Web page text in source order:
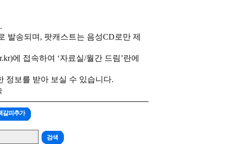
.
발송되며 , 팟캐스트는 음성CD 로만 제
에 접속하여 ‘자료실/월간 드림’란에
정보를 받아 보실 수 있습니다.
갈피추가